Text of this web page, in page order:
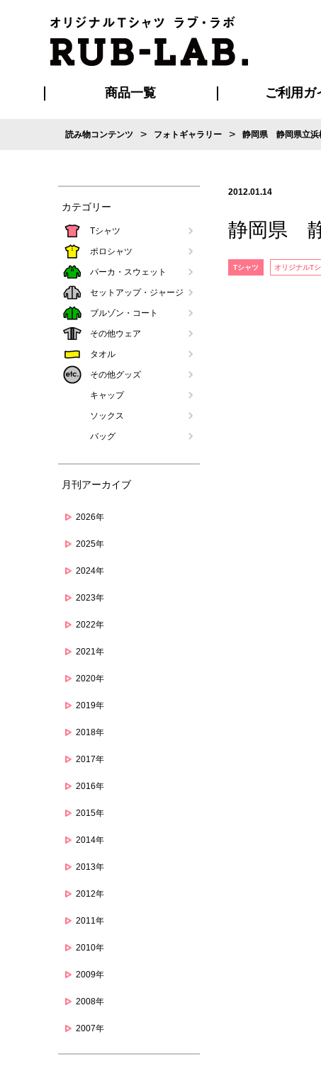
商品一覧 ご利用ガ
ご利用ガ
はじめて
再注文の
お支払い方法
割引まとめ
発送・特急サー
版の保管期限
よくある
読み物コンテンツ > フォトギャラリー > 静岡県 静岡県立浜
カテゴリー
Tシャツ
ポロシャツ
パーカ・スウェット
セットアップ・ジャージ
ブルゾン・コート
その他ウェア
タオル
その他グッズ
キャップ
ソックス
バッグ
月刊アーカイブ
2026年
2025年
2024年
2023年
2022年
2021年
2020年
2019年
2018年
2017年
2016年
2015年
2014年
2013年
2012年
2011年
2010年
2009年
2008年
2007年
2012.01.14
静岡県
Tシャツ オリジナルT